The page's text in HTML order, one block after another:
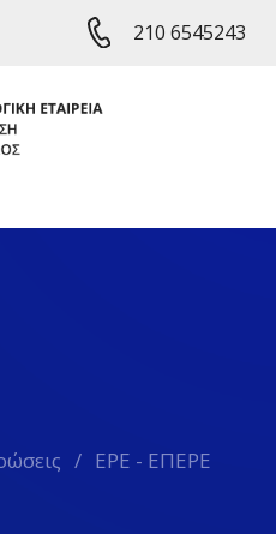
210 6545243
/ ΕΡΕ - ΕΠΕΡΕ